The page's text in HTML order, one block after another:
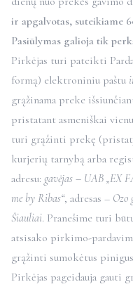
ir apgalvotas, suteikiame
Pasiūlymas galioja tik
Pirkėjas turi pateikti
formą) elektroniniu paštu
grąžinama preke
pristatant asmeniškai
turi grąžinti prekę
kurjerių tarnybą arba
adresu: gavėjas – UAB „EX
me by Ribas“, adresas – Ozo
Šiauliai. Pranešime turi
atsisako pirkimo-
grąžinti sumokėtus
Pirkėjas pageidauja gauti